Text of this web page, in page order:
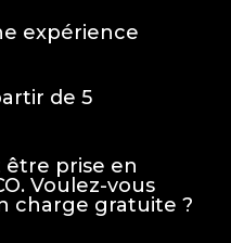
expérience
de 5
prise en
Voulez-vous
charge gratuite ?